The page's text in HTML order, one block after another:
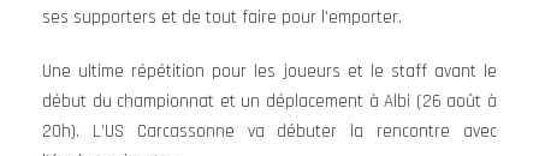
ses supporters et de tout faire pour l’emporter.
Une ultime répétition pour les joueurs et le staff avant le
début du championnat et un déplacement à Albi (26 août à
20h). L’US Carcassonne va débuter la rencontre avec